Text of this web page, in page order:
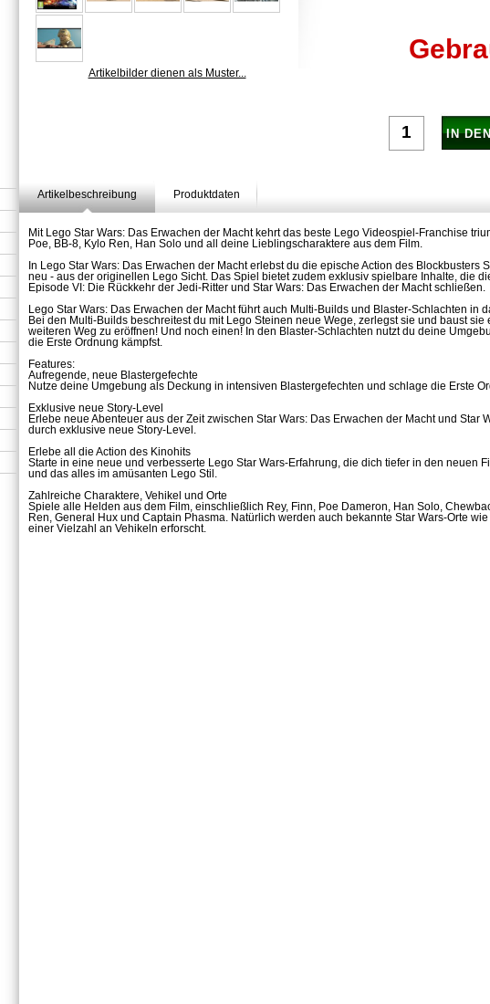
Artikelbilder dienen als Muster...
IN
Artikelbeschreibung
Produktdaten
Mit Lego Star Wars: Das Erwachen der Macht kehrt das beste Lego Videospiel-Franchise
Poe, BB-8, Kylo Ren, Han Solo und all deine Lieblingscharaktere aus dem Film.
In Lego Star Wars: Das Erwachen der Macht erlebst du die epische Action des Blockbusters
neu - aus der originellen Lego Sicht. Das Spiel bietet zudem exklusiv spielbare Inhalte, die
Episode VI: Die Rückkehr der Jedi-Ritter und Star Wars: Das Erwachen der Macht schließen.
Lego Star Wars: Das Erwachen der Macht führt auch Multi-Builds und Blaster-Schlachten in
Bei den Multi-Builds beschreitest du mit Lego Steinen neue Wege, zerlegst sie und baust sie
weiteren Weg zu eröffnen! Und noch einen! In den Blaster-Schlachten nutzt du deine
die Erste Ordnung kämpfst.
Features:
Aufregende, neue Blastergefechte
Nutze deine Umgebung als Deckung in intensiven Blastergefechten und schlage die Erste
Exklusive neue Story-Level
Erlebe neue Abenteuer aus der Zeit zwischen Star Wars: Das Erwachen der Macht und Star
durch exklusive neue Story-Level.
Erlebe all die Action des Kinohits
Starte in eine neue und verbesserte Lego Star Wars-Erfahrung, die dich tiefer in den neuen
und das alles im amüsanten Lego Stil.
Zahlreiche Charaktere, Vehikel und Orte
Spiele alle Helden aus dem Film, einschließlich Rey, Finn, Poe Dameron, Han Solo,
Ren, General Hux und Captain Phasma. Natürlich werden auch bekannte Star Wars-Orte
einer Vielzahl an Vehikeln erforscht.